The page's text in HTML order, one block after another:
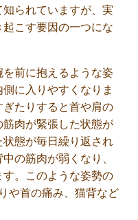
られていますが、実
こす要因の一つにな
前に抱えるような姿
に入りやすくなりま
たりすると首や肩の
肉が緊張した状態が
態が毎日繰り返され
の筋肉が弱くなり、
。このような姿勢の
や首の痛み、猫背など